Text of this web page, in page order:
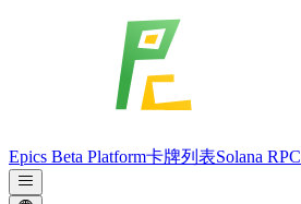
Epics Beta Platform卡牌列表Solana RPC